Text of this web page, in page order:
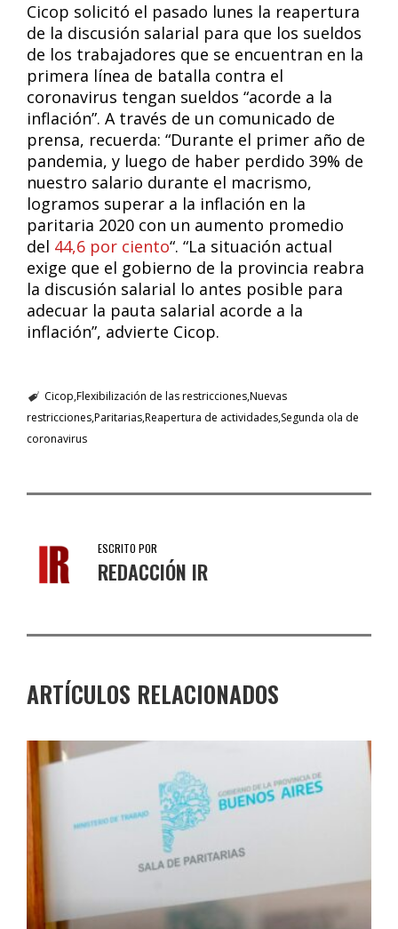
Cicop solicitó el pasado lunes la reapertura
de la discusión salarial para que los sueldos
de los trabajadores que se encuentran en la
primera línea de batalla contra el
coronavirus tengan sueldos “acorde a la
inflación”. A través de un comunicado de
prensa, recuerda: “Durante el primer año de
pandemia, y luego de haber perdido 39% de
nuestro salario durante el macrismo,
logramos superar a la inflación en la
paritaria 2020 con un aumento promedio
del 44,6 por ciento“. “La situación actual
exige que el gobierno de la provincia reabra
la discusión salarial lo antes posible para
adecuar la pauta salarial acorde a la
inflación”, advierte Cicop.
Cicop Flexibilización de las restriccionesNuevas
restriccionesParitariasReapertura de actividades Segunda ola de
coronavirus
ESCRITO POR
REDACCIÓN IR
ARTÍCULOS RELACIONADOS